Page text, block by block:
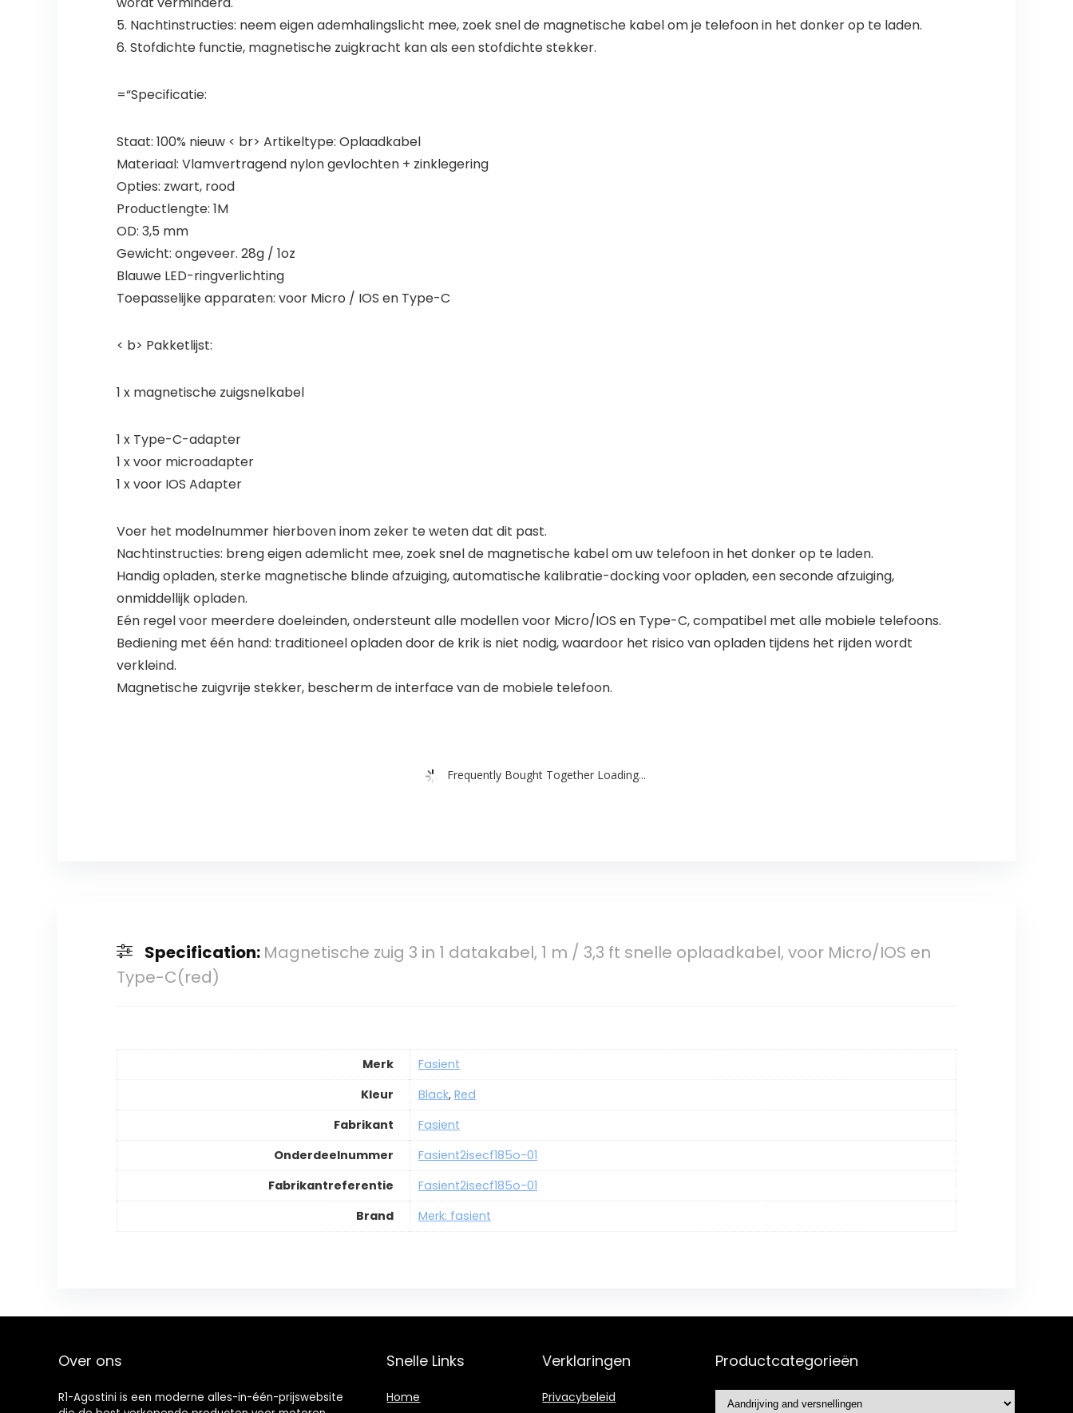
5. Nachtinstructies: neem eigen ademhalingslicht mee, zoek snel de magnetische kabel om je telefoon in het donker op te laden.
6. Stofdichte functie, magnetische zuigkracht kan als een stofdichte stekker.
=“Specificatie:
Staat: 100% nieuw < br> Artikeltype: Oplaadkabel
Materiaal: Vlamvertragend nylon gevlochten + zinklegering
Opties: zwart, rood
Productlengte: 1M
OD: 3,5 mm
Gewicht: ongeveer. 28g / 1oz
Blauwe LED-ringverlichting
Toepasselijke apparaten: voor Micro / IOS en Type-C
< b> Pakketlijst:
1 x magnetische zuigsnelkabel
1 x Type-C-adapter
1 x voor microadapter
1 x voor IOS Adapter
Voer het modelnummer hierboven inom zeker te weten dat dit past.
Nachtinstructies: breng eigen ademlicht mee, zoek snel de magnetische kabel om uw telefoon in het donker op te laden.
Handig opladen, sterke magnetische blinde afzuiging, automatische kalibratie-docking voor opladen, een seconde afzuiging,
onmiddellijk opladen.
Eén regel voor meerdere doeleinden, ondersteunt alle modellen voor Micro/IOS en Type-C, compatibel met alle mobiele telefoons.
Bediening met één hand: traditioneel opladen door de krik is niet nodig, waardoor het risico van opladen tijdens het rijden wordt
verkleind.
Magnetische zuigvrije stekker, bescherm de interface van de mobiele telefoon.
Frequently Bought Together Loading...
Specification: Magnetische zuig 3 in 1 datakabel, 1 m / 3,3 ft snelle oplaadkabel, voor Micro/IOS en
Type-C(red)
Merk
Fasient
Kleur
Black, Red
Fabrikant
Fasient
Onderdeelnummer
Fasient2isecf185o-01
Fabrikantreferentie
Fasient2isecf185o-01
Brand
Merk: fasient
Over ons
R1-Agostini is een moderne alles-in-één-prijswebsite
Snelle Links
Home
Verklaringen
Privacybeleid
Productcategorieën